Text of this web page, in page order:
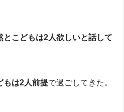
とこどもは2人欲しいと話して
もは2人前提で過ごしてきた。